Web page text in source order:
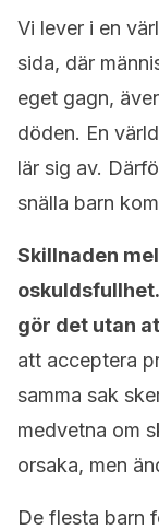
Vi lever i en
sida, där
eget gagn,
döden. En
lär sig av.
snälla barn
Skillnaden
gör det utan
att acceptera
samma sak
medvetna om
orsaka, men
De flesta barn